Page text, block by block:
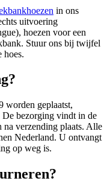
in ons
uitvoering
hoezen voor een
Stuur ons bij twijfel
hoes.
worden geplaatst,
bezorging vindt in de
na verzending plaats. Alle
Nederland. U ontvangt
op weg is.